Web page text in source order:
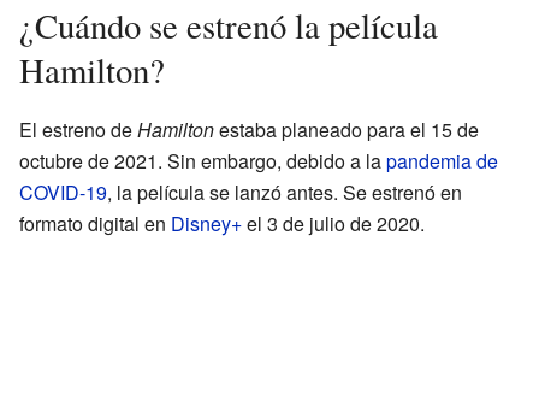
¿Cuándo se estrenó la película
Hamilton?
El estreno deHamiltonestaba planeado para el 15 de
octubre de 2021. Sin embargo, debido a lapandemia de
COVID-19, la película se lanzó antes. Se estrenó en
formato digital en Disney+el 3 de julio de 2020.